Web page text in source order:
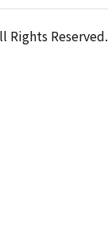
Rights Reserved.